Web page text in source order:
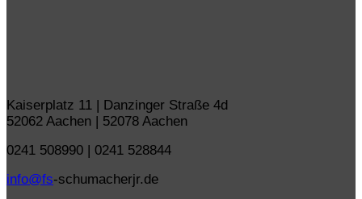
Kaiserplatz 11 | Danzinger Straße 4d
52062 Aachen | 52078 Aachen
0241 508990 | 0241 528844
info@fs-schumacherjr.de